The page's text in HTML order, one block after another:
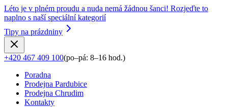
Léto je v plném proudu a nuda nemá žádnou šanci! Rozjeďte to
naplno s naší speciální kategorií
Tipy na prázdniny
+420 467 409 100(po–pá: 8–16 hod.)
Poradna
Prodejna Pardubice
Prodejna Chrudim
Kontakty